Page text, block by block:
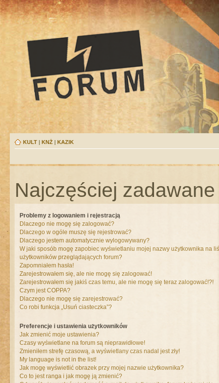
KULT | KNŻ | KAZIK
Najczęściej
Problemy z logowaniem i rejestracją
Dlaczego nie mogę się zalogować?
Dlaczego w ogóle muszę się rejestrować?
Dlaczego jestem automatycznie wylogowywany?
W jaki sposób mogę zapobiec wyświetlaniu mojej nazwy użytkownika na
użytkowników przeglądających forum?
Zapomniałem hasła!
Zarejestrowałem się, ale nie mogę się zalogować!
Zarejestrowałem się jakiś czas temu, ale nie mogę się teraz zalogować!?!
Czym jest COPPA?
Dlaczego nie mogę się zarejestrować?
Co robi funkcja „Usuń ciasteczka”?
Preferencje i ustawienia użytkowników
Jak zmienić moje ustawienia?
Czasy wyświetlane na forum są nieprawidłowe!
Zmieniłem strefę czasową, a wyświetlany czas nadal jest zły!
My language is not in the list!
Jak mogę wyświetlić obrazek przy mojej nazwie użytkownika?
Co to jest ranga i jak mogę ją zmienić?